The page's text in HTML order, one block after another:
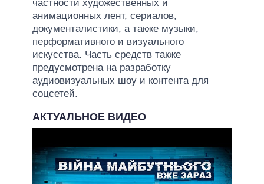
частности художественных и
анимационных лент, сериалов,
документалистики, а также музыки,
перформативного и визуального
искусства. Часть средств также
предусмотрена на разработку
аудиовизуальных шоу и контента для
соцсетей.
АКТУАЛЬНОЕ ВИДЕО